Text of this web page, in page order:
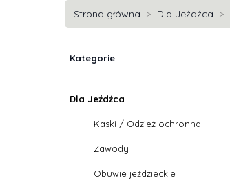
Strona główna Dla Jeźdźca
Kategorie
Dla Jeźdźca
Kaski / Odzież ochronna
Zawody
Obuwie jeździeckie